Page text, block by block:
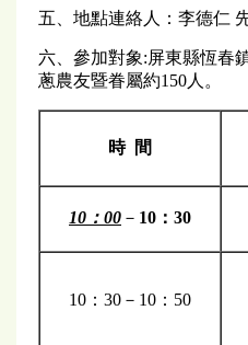
五、地點連絡人：李德仁
六、參加對象:屏東縣恆春
蔥農友暨眷屬約150人。
時 間
10 ：00 － 10：30
10：30－10：50